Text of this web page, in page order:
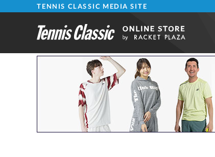
TENNIS CLASSIC MEDIA SITE